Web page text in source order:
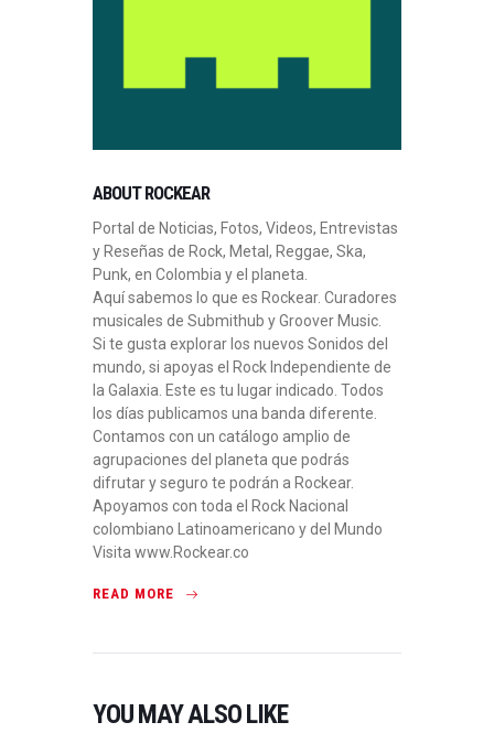
ABOUT ROCKEAR
Portal de Noticias, Fotos, Videos, Entrevistas
y Reseñas de Rock, Metal, Reggae, Ska,
Punk, en Colombia y el planeta.
Aquí sabemos lo que es Rockear. Curadores
musicales de Submithub y Groover Music.
Si te gusta explorar los nuevos Sonidos del
mundo, si apoyas el Rock Independiente de
la Galaxia. Este es tu lugar indicado. Todos
los días publicamos una banda diferente.
Contamos con un catálogo amplio de
agrupaciones del planeta que podrás
difrutar y seguro te podrán a Rockear.
Apoyamos con toda el Rock Nacional
colombiano Latinoamericano y del Mundo
Visita www.Rockear.co
READ MORE
YOU MAY ALSO LIKE